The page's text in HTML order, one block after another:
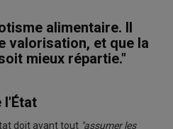
alimentaire. Il
valorisation, et que la
mieux répartie."
l'État
doit avant tout "assumer les